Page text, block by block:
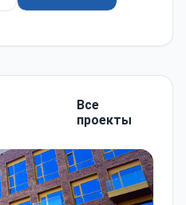
Все
проекты